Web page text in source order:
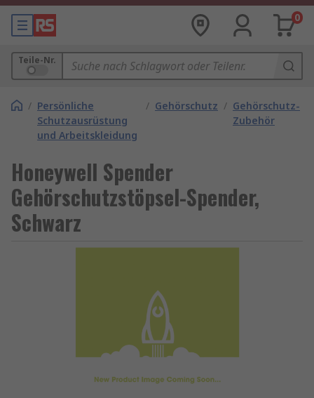
0
Teile-Nr.
/ Persönliche
Schutzausrüstung
und Arbeitskleidung
/ Gehörschutz / Gehörschutz-
Zubehör
Honeywell Spender
Gehörschutzstöpsel-Spender,
Schwarz